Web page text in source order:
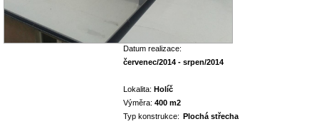
Datum realizace:
červenec/2014 - srpen/2014
Lokalita: Holíč
Výměra: 400 m2
Typ konstrukce: Plochá střecha